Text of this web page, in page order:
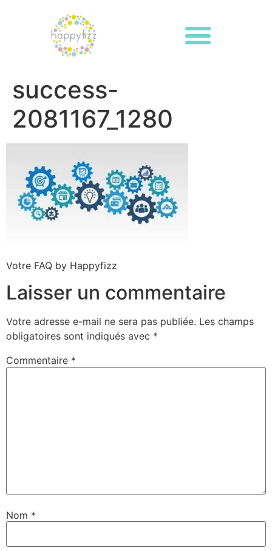
success-
2081167_1280
Votre FAQ by Happyfizz
Laisser un commentaire
Votre adresse e-mail ne sera pas publiée. Les champs
obligatoires sont indiqués avec *
Commentaire *
Nom *